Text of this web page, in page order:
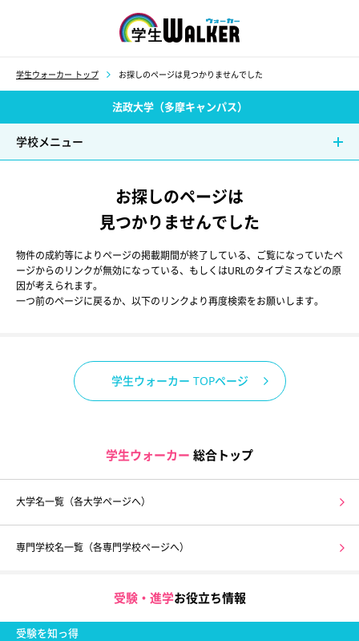
学生ウォーカー トップ お探しのページは見つかりませんでした
法政大学（多摩キャンパス）
学校メニュー
お探しのページは
見つかりませんでした
物件の成約等によりページの掲載期間が終了している、ご覧になっていたペ
ージからのリンクが無効になっている、もしくはURLのタイプミスなどの原
因が考えられます。
一つ前のページに戻るか、以下のリンクより再度検索をお願いします。
学生ウォーカー TOPページ
学生ウォーカー 総合トップ
大学名一覧（各大学ページへ）
専門学校名一覧（各専門学校ページへ）
受験・進学お役立ち情報
受験を知っ得